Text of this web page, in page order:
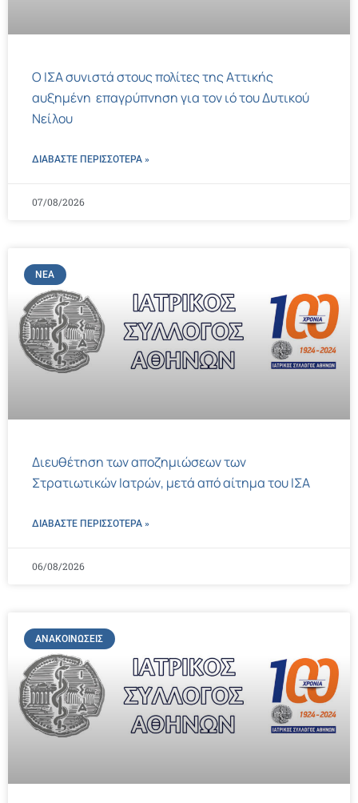
Ο ΙΣΑ συνιστά στους πολίτες της Αττικής
αυξημένη επαγρύπνηση για τον ιό του Δυτικού
Νείλου
ΔΙΑΒΑΣΤΕ ΠΕΡΙΣΣΌΤΕΡΑ »
07/08/2026
ΝΈΑ
Διευθέτηση των αποζημιώσεων των
Στρατιωτικών Ιατρών, μετά από αίτημα του ΙΣΑ
ΔΙΑΒΑΣΤΕ ΠΕΡΙΣΣΌΤΕΡΑ »
06/08/2026
ΑΝΑΚΟΙΝΏΣΕΙΣ